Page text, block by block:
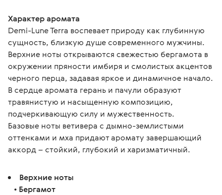
Характер аромата
Demi-Lune Terra воспевает природу как глубинную
сущность, близкую душе современного мужчины.
Верхние ноты открываются свежестью бергамота в
окружении пряности имбиря и смолистых акцентов
черного перца, задавая яркое и динамичное начало.
В сердце аромата герань и пачули образуют
травянистую и насыщенную композицию,
подчеркивающую силу и мужественность.
Базовые ноты ветивера с дымно-землистыми
оттенками и мха придают аромату завершающий
аккорд – стойкий, глубокий и харизматичный.
Верхние ноты
• Бергамот